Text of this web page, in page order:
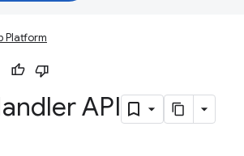
Platform
API